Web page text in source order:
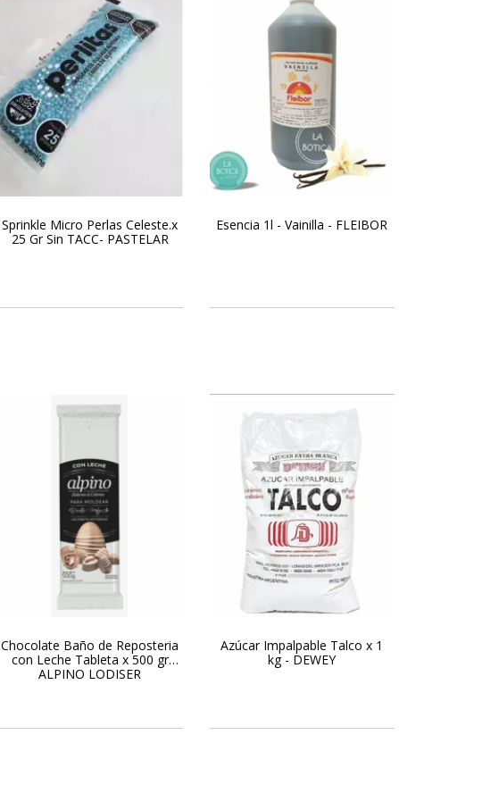
Sprinkle Micro Perlas Celeste.x
25 Gr Sin TACC- PASTELAR
Esencia 1l - Vainilla - FLEIBOR
Chocolate Baño de Reposteria
con Leche Tableta x 500 gr
ALPINO LODISER
Azúcar Impalpable Talco x 1
kg - DEWEY